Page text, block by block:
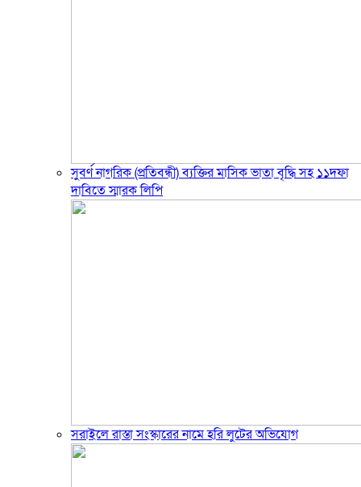
সুবর্ণ নাগরিক (প্রতিবন্ধী) ব্যক্তির মাসিক ভাতা বৃদ্ধি সহ ১১দফা
দাবিতে স্মারক লিপি
সরাইলে রাস্তা সংস্কারের নামে হরি লুটের অভিযোগ